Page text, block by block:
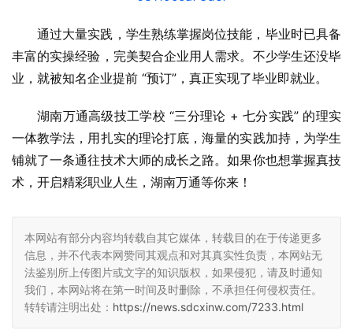
通过大量实践，学生熟练掌握岗位技能，毕业时已具备
丰富的实操经验，完美契合企业用人需求。不少学生还没毕
业，就被知名企业提前 “预订”，真正实现了毕业即就业。
湖南万通高级技工学校 “三分理论 + 七分实践” 的理实
一体教学法，用扎实的理论打底，海量的实践加持，为学生
铺就了一条通往技术大师的成长之路。如果你也想掌握真技
术，开启精彩职业人生，湖南万通等你来！
本网站有部分内容均转载自其它媒体，转载目的在于传递更多
信息，并不代表本网赞同其观点和对其真实性负责，本网站无
法鉴别所上传图片或文字的知识版权，如果侵犯，请及时通知
我们，本网站将在第一时间及时删除，不承担任何侵权责任。
转转请注明出处： https://news.sdcxinw.com/7233.html